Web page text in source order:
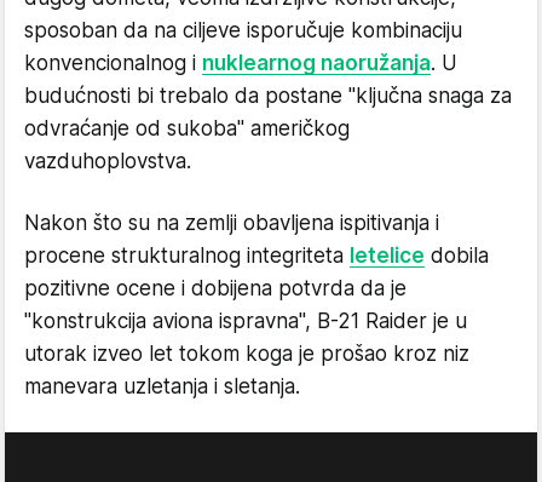
sposoban da na ciljeve isporučuje kombinaciju
konvencionalnog i nuklearnog naoružanja. U
budućnosti bi trebalo da postane "ključna snaga za
odvraćanje od sukoba" američkog
vazduhoplovstva.
Nakon što su na zemlji obavljena ispitivanja i
procene strukturalnog integriteta letelice dobila
pozitivne ocene i dobijena potvrda da je
"konstrukcija aviona ispravna", B-21 Raider je u
utorak izveo let tokom koga je prošao kroz niz
manevara uzletanja i sletanja.